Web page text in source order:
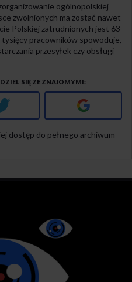
ogólnopolskiej
zwolnionych ma zostać nawet
Polskiej zatrudnionych jest 63
pracowników spowoduje,
przesyłek czy obsługi
SIĘ ZE ZNAJOMYMI
Twitter Google+
dostęp do pełnego archiwum